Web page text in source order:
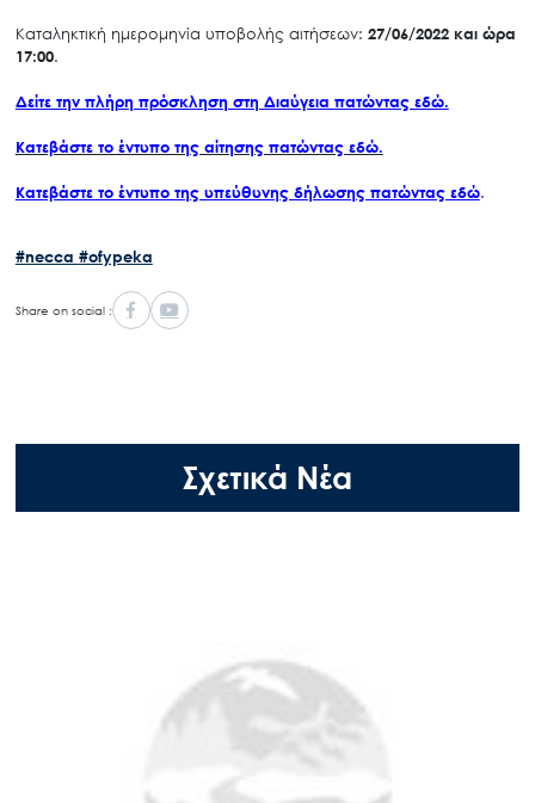
Καταληκτική ημερομηνία υποβολής αιτήσεων: 27/06/2022 και ώρα
17:00.
Δείτε την πλήρη πρόσκληση στη Διαύγεια πατώντας εδώ.
Κατεβάστε το έντυπο της αίτησης πατώντας εδώ.
Κατεβάστε το έντυπο της υπεύθυνης δήλωσης πατώντας εδώ.
#necca #ofypeka
Share on social :
Σχετικά Νέα